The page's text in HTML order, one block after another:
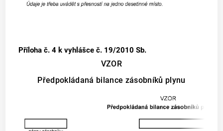
Příloha č. 4 k vyhlášce č. 19/2010 Sb.
VZOR
Předpokládaná bilance zásobníků plynu